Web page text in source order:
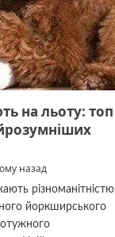
на льоту: топ
назад
різноманітністю
йоркширського